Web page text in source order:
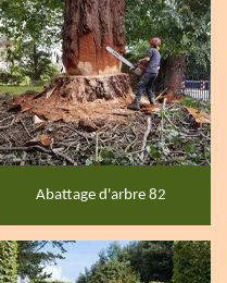
Abattage d'arbre 82